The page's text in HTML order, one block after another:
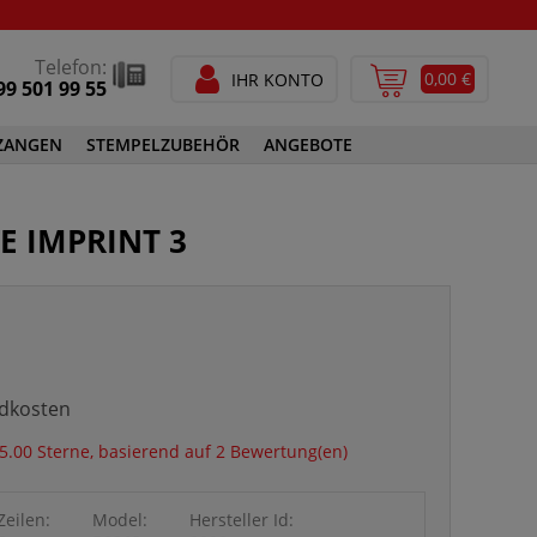
Telefon:
501 99 55
IHR KONTO 0,00 €
STEMPELZUBEHÖR
SPEZIALSTEMPELFARBEN
ANGEBOTE
IMPRINT 3
5.00 Sterne, basierend auf 2 Bewertung(en)
Model:
Hersteller Id: